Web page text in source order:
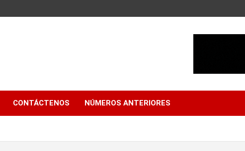
CONTÁCTENOS NÚMEROS ANTERIORES